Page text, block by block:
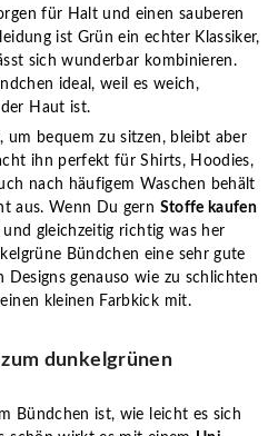
für Halt und einen sauberen
ist Grün ein echter Klassiker,
sich wunderbar kombinieren.
ideal, weil es weich,
Haut ist.
um bequem zu sitzen, bleibt aber
ihn perfekt für Shirts, Hoodies,
nach häufigem Waschen behält
aus. Wenn Du gern Stoffe kaufen
gleichzeitig richtig was her
Bündchen eine sehr gute
Designs genauso wie zu schlichten
kleinen Farbkick mit.
dunkelgrünen
Bündchen ist, wie leicht es sich